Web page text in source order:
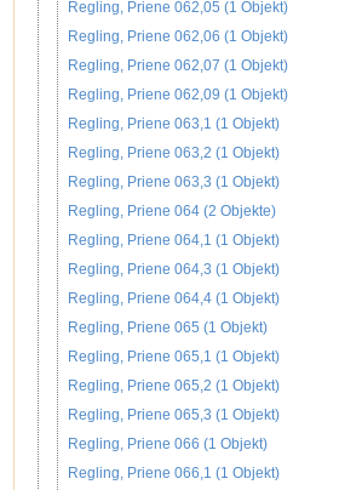
Regling, Priene 062,05 (1 Objekt)
Regling, Priene 062,06 (1 Objekt)
Regling, Priene 062,07 (1 Objekt)
Regling, Priene 062,09 (1 Objekt)
Regling, Priene 063,1 (1 Objekt)
Regling, Priene 063,2 (1 Objekt)
Regling, Priene 063,3 (1 Objekt)
Regling, Priene 064 (2 Objekte)
Regling, Priene 064,1 (1 Objekt)
Regling, Priene 064,3 (1 Objekt)
Regling, Priene 064,4 (1 Objekt)
Regling, Priene 065 (1 Objekt)
Regling, Priene 065,1 (1 Objekt)
Regling, Priene 065,2 (1 Objekt)
Regling, Priene 065,3 (1 Objekt)
Regling, Priene 066 (1 Objekt)
Regling, Priene 066,1 (1 Objekt)